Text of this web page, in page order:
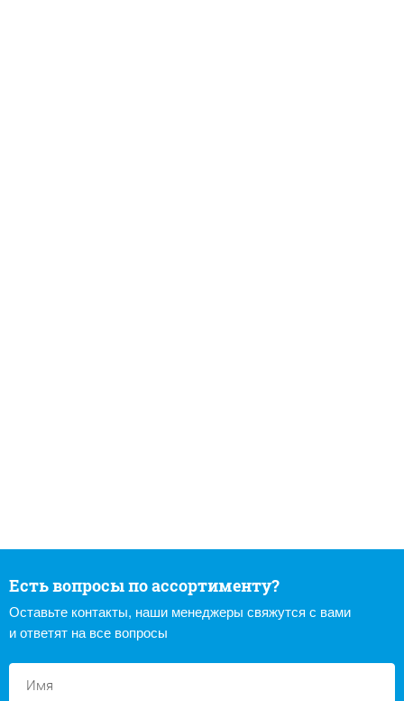
Есть вопросы по ассортименту?
Оставьте контакты, наши менеджеры свяжутся с вами
и ответят на все вопросы